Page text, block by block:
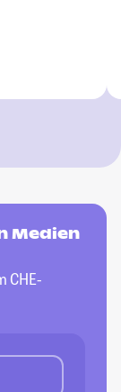
Medien
CHE-